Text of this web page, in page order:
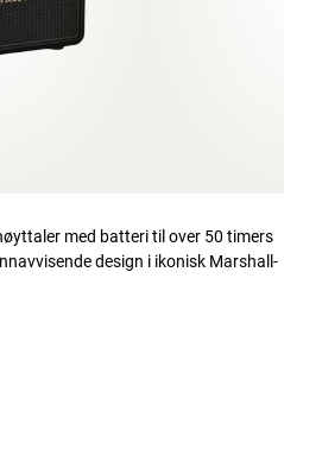
med batteri til over 50 timers
design i ikonisk Marshall-